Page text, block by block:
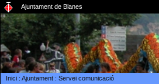
Ajuntament de Blanes
Inici: Ajuntament: Servei comunicació